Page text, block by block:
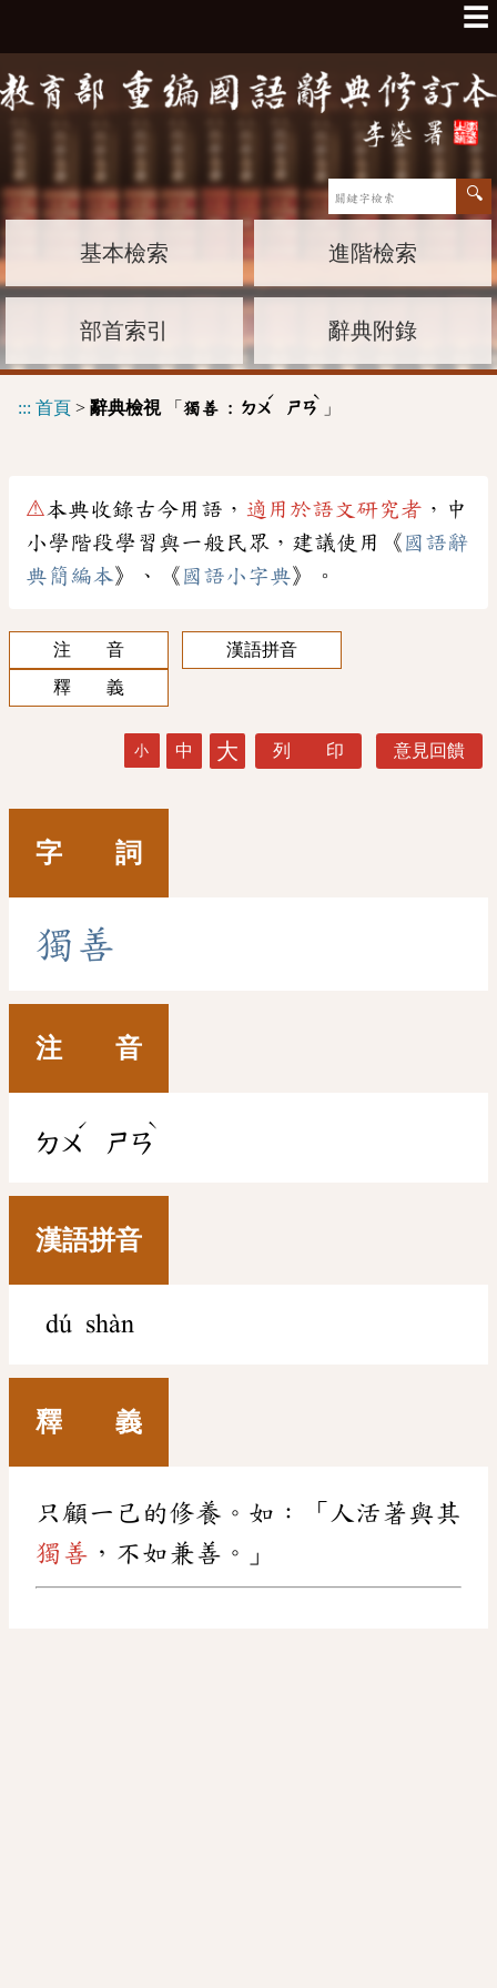
☰
基本檢索 進階檢索
部首索引 辭典附錄
::: 首頁 > 辭典檢視「 獨善 : ㄉㄨ
ˊ
ㄕㄢ
ˋ
」
⚠本典收錄古今用語， 適用於語文研究者 ，中
小學階段學習與一般民眾，建議使用《 國語辭
典簡編本》、《 國語小字典》。
注 音
漢語拼音
釋 義
小 中 大 列 印 意見回饋
字 詞
獨 善
注 音
ㄉㄨ
ˊ
ㄕㄢ
ˋ
漢語拼音
dú shàn
釋 義
只顧一己的修養。如：「人活著與其
獨善 ，不如兼善。」